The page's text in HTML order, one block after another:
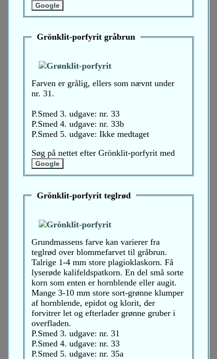
Grönklit-porfyrit gråbrun
Farven er grålig, ellers som nævnt under
nr. 31.
P.Smed 3. udgave: nr. 33
P.Smed 4. udgave: nr. 33b
P.Smed 5. udgave: Ikke medtaget
Søg på nettet efter Grönklit-porfyrit med
Grönklit-porfyrit teglrød
Grundmassens farve kan varierer fra
teglrød over blommefarvet til gråbrun.
Talrige 1-4 mm store plagioklaskorn. Få
lyserøde kalifeldspatkorn. En del små sorte
korn som enten er hornblende eller augit.
Mange 3-10 mm store sort-grønne klumper
af hornblende, epidot og klorit, der
forvitrer let og efterlader grønne gruber i
overfladen.
P.Smed 3. udgave: nr. 31
P.Smed 4. udgave: nr. 33
P.Smed 5. udgave: nr. 35a